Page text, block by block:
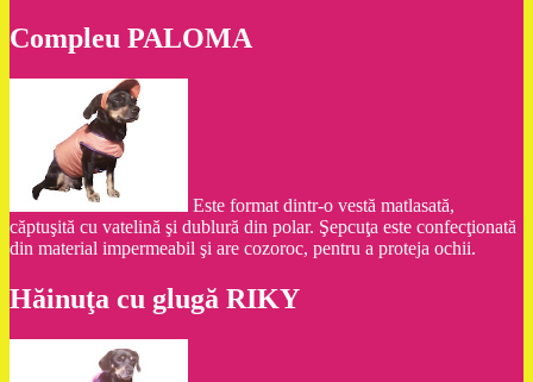
Compleu PALOMA
Este format dintr-o vestă matlasată,
căptuşită cu vatelină şi dublură din polar. Şepcuţa este confecţionată
din material impermeabil şi are cozoroc, pentru a proteja ochii.
Hăinuţa cu glugă RIKY